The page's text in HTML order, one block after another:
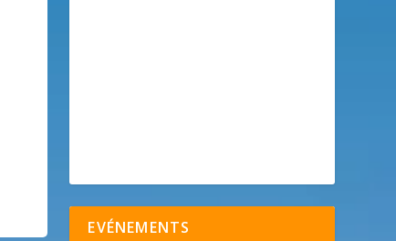
EVÉNEMENTS